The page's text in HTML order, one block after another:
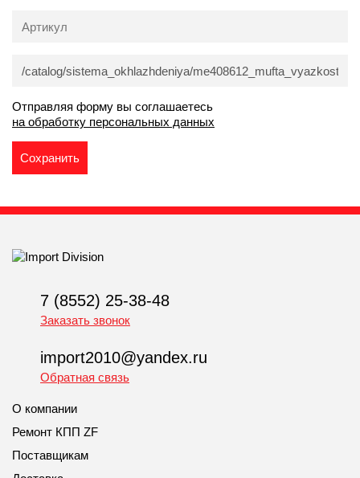
Отправляя форму вы соглашаетесь
на обработку персональных данных
7 (8552) 25-38-48
Заказать звонок
import2010@yandex.ru
Обратная связь
О компании
Ремонт КПП ZF
Поставщикам